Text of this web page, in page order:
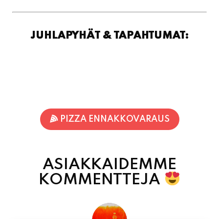
JUHLAPYHÄT & TAPAHTUMAT:
PIZZA ENNAKKOVARAUS
ASIAKKAIDEMME
KOMMENTTEJA